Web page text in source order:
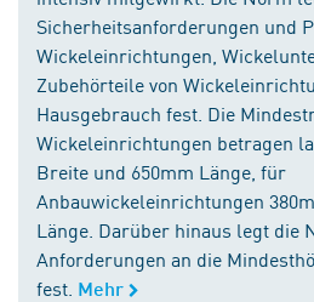
Sicherheitsanforderungen und
Wickeleinrichtungen,
Zubehörteile von
Hausgebrauch fest. Die
Wickeleinrichtungen betragen
Breite und 650mm Länge, für
Anbauwickeleinrichtungen
Länge. Darüber hinaus legt die
Anforderungen an die
fest. Mehr